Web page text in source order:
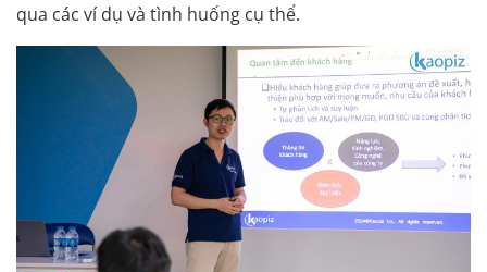
qua các ví dụ và tình huống cụ thể.